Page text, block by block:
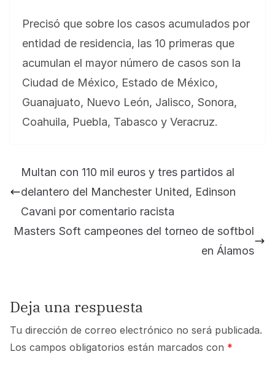
Precisó que sobre los casos acumulados por
entidad de residencia, las 10 primeras que
acumulan el mayor número de casos son la
Ciudad de México, Estado de México,
Guanajuato, Nuevo León, Jalisco, Sonora,
Coahuila, Puebla, Tabasco y Veracruz.
Multan con 110 mil euros y tres partidos al
delantero del Manchester United, Edinson
Cavani por comentario racista
Masters Soft campeones del torneo de softbol
en Álamos
Deja una respuesta
Tu dirección de correo electrónico no será publicada.
Los campos obligatorios están marcados con *